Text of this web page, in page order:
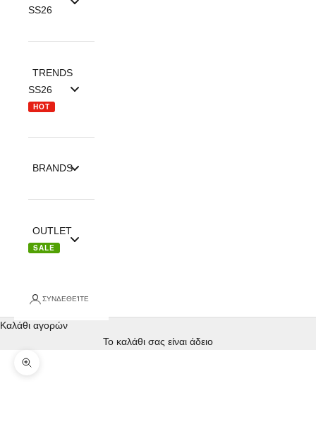
SS26
TRENDS
SS26
HOT
BRANDS
OUTLET
SALE
ΣΥΝΔΕΘΕΊΤΕ
Καλάθι αγορών
Το καλάθι σας είναι άδειο
Zoom picture